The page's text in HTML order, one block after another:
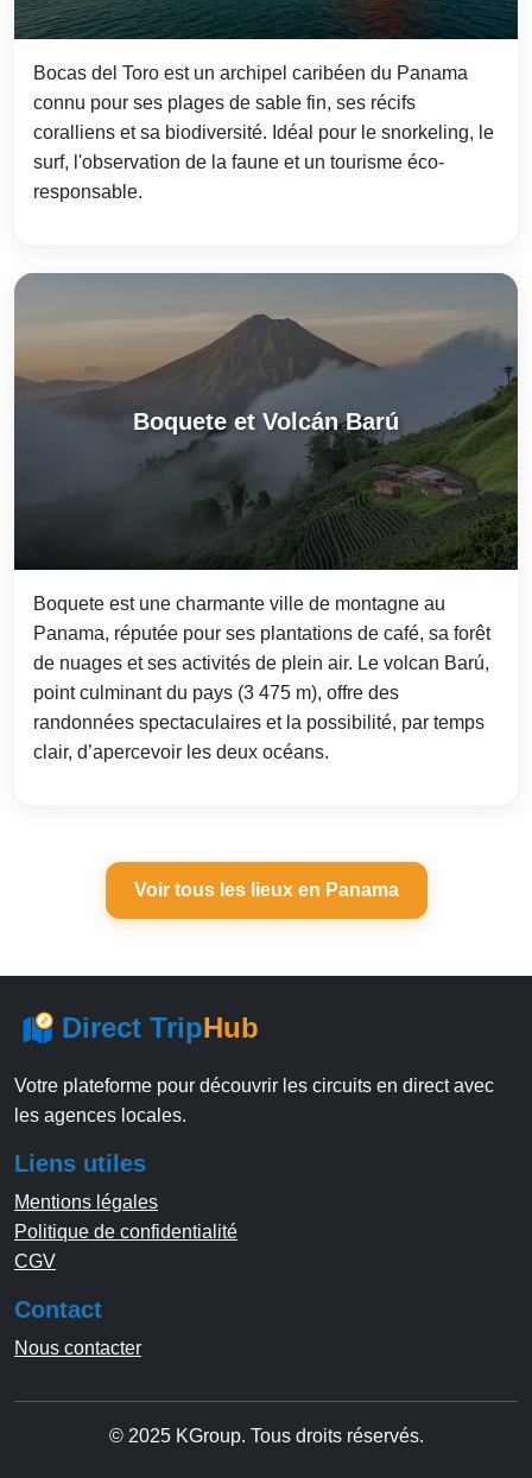
Bocas del Toro est un archipel caribéen du Panama
connu pour ses plages de sable fin, ses récifs
coralliens et sa biodiversité. Idéal pour le snorkeling, le
surf, l'observation de la faune et un tourisme éco-
responsable.
Boquete et Volcán Barú
Boquete est une charmante ville de montagne au
Panama, réputée pour ses plantations de café, sa forêt
de nuages et ses activités de plein air. Le volcan Barú,
point culminant du pays (3 475 m), offre des
randonnées spectaculaires et la possibilité, par temps
clair, d’apercevoir les deux océans.
Voir tous les lieux en Panama
Direct TripHub
Votre plateforme pour découvrir les circuits en direct avec
les agences locales.
Liens utiles
Mentions légales
Politique de confidentialité
CGV
Contact
Nous contacter
© 2025 KGroup. Tous droits réservés.